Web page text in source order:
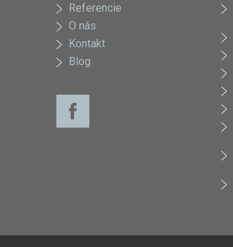
Referencie
O nás
Kontakt
Blog